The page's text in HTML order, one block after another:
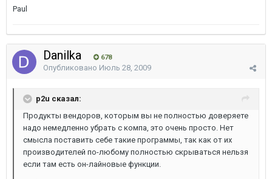
Paul
Danilka 678
Опубликовано Июль 28, 2009
p2u сказал:
Продукты вендоров, которым вы не полностью доверяете
надо немедленно убрать с компа, это очень просто. Нет
смысла поставить себе такие программы, так как от их
производителей по-любому полностью скрываться нельзя
если там есть он-лайновые функции.